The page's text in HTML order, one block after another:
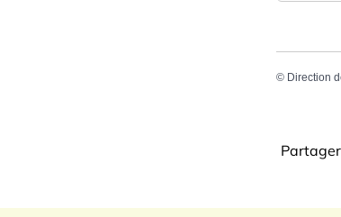
© Direction